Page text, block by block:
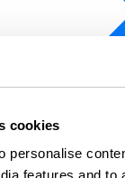
cookies
personalise
features and to